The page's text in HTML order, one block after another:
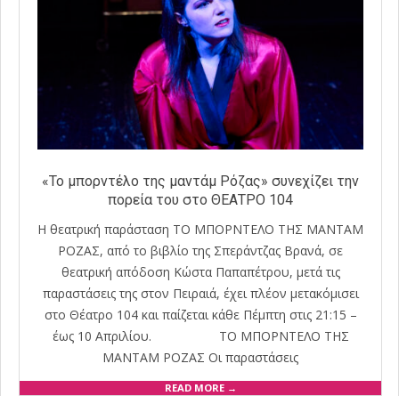
«Το μπορντέλο της μαντάμ Ρόζας» συνεχίζει την
πορεία του στο ΘΕΑΤΡΟ 104
Η θεατρική παράσταση ΤΟ ΜΠΟΡΝΤΕΛΟ ΤΗΣ ΜΑΝΤΑΜ
ΡΟΖΑΣ, από το βιβλίο της Σπεράντζας Βρανά, σε
θεατρική απόδοση Κώστα Παπαπέτρου, μετά τις
παραστάσεις της στον Πειραιά, έχει πλέον μετακόμισει
στο Θέατρο 104 και παίζεται κάθε Πέμπτη στις 21:15 –
έως 10 Απριλίου. ΤΟ ΜΠΟΡΝΤΕΛΟ ΤΗΣ
ΜΑΝΤΑΜ ΡΟΖΑΣ Οι παραστάσεις
READ MORE →